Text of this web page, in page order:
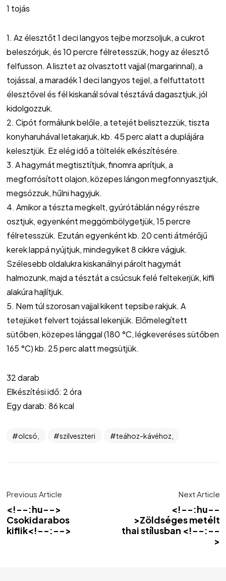
1 tojás
1. Az élesztőt 1 deci langyos tejbe morzsoljuk, a cukrot
beleszórjuk, és 10 percre félretesszük, hogy az élesztő
felfusson. A lisztet az olvasztott vajjal (margarinnal), a
tojással, a maradék 1 deci langyos tejjel, a felfuttatott
élesztővel és fél kiskanál sóval tésztává dagasztjuk, jól
kidolgozzuk.
2. Cipót formálunk belőle, a tetejét belisztezzük, tiszta
konyharuhával letakarjuk, kb. 45 perc alatt a duplájára
kelesztjük. Ez elég idő a töltelék elkészítésére.
3. A hagymát megtisztítjuk, finomra aprítjuk, a
megforrósított olajon, közepes lángon megfonnyasztjuk,
megsózzuk, hűlni hagyjuk.
4. Amikor a tészta megkelt, gyúrótáblán négy részre
osztjuk, egyenként meggömbölygetjük, 15 percre
félretesszük. Ezután egyenként kb. 20 centi átmérőjű
kerek lappá nyújtjuk, mindegyiket 8 cikkre vágjuk.
Szélesebb oldalukra kiskanálnyi párolt hagymát
halmozunk, majd a tésztát a csúcsuk felé feltekerjük, kifli
alakúra hajlítjuk.
5. Nem túl szorosan vajjal kikent tepsibe rakjuk. A
tetejüket felvert tojással lekenjük. Előmelegített
sütőben, közepes lánggal (180 °C, légkeveréses sütőben
165 °C) kb. 25 perc alatt megsütjük.
32 darab
Elkészítési idő: 2 óra
Egy darab: 86 kcal
olcsó, szilveszteri teához-kávéhoz,
Previous Article
<!--:hu-->
Csokidarabos
kiflik<!--:-->
Next Article
<!--:hu--
>Zöldséges metélt
thai stílusban <!--:--
>